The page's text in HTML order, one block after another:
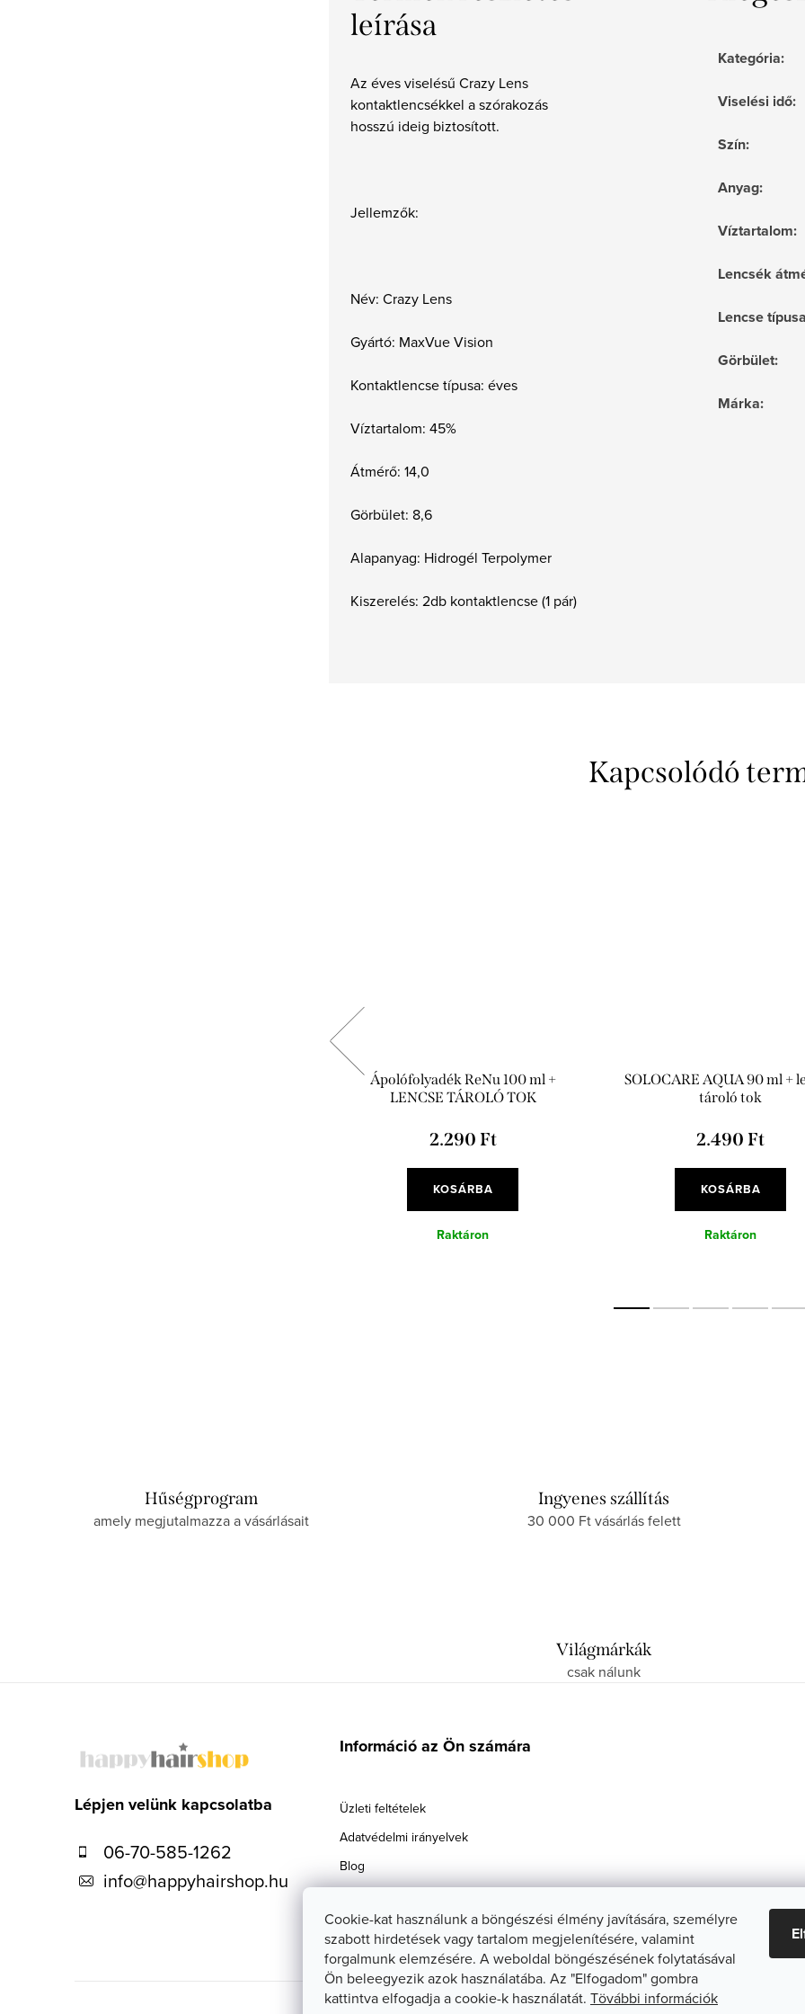
Cookie-kat használunk a böngészési élmény javítására, személyre
szabott hirdetések vagy tartalom megjelenítésére, valamint
forgalmunk elemzésére. A weboldal böngészésének folytatásával
Ön beleegyezik azok használatába. Az "Elfogadom" gombra
kattintva elfogadja a cookie-k használatát. Tövábbi információk
leírása
Az éves viselésű Crazy Lens
kontaktlencsékkel a szórakozás
hosszú ideig biztosított.
Jellemzők:
Név: Crazy Lens
Gyártó: MaxVue Vision
Kontaktlencse típusa: éves
Víztartalom: 45%
Átmérő: 14,0
Görbület: 8,6
Alapanyag: Hidrogél Terpolymer
Kiszerelés: 2db kontaktlencse (1 pár)
Kategória:
Viselési idő:
Szín:
Anyag:
Víztartalom:
Lencsék
Lencse típusa
Görbület:
Márka:
Kapcsolódó
Ápolófolyadék ReNu 100 ml +
LENCSE TÁROLÓ TOK
2.290 Ft
KOSÁRBA
Raktáron
SOLOCARE AQUA 90 ml +
tároló tok
2.490 Ft
KOSÁRBA
Raktáron
Hűségprogram
amely megjutalmazza a vásárlásait
Ingyenes szállítás
30 000 Ft vásárlás felett
Világmárkák
csak nálunk
Lépjen velünk kapcsolatba
06-70-585-1262
info@happyhairshop.hu
Információ az Ön számára
Üzleti feltételek
Adatvédelmi irányelvek
Blog
Kapcsolat